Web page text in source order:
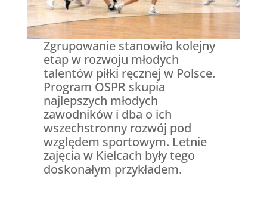
Zgrupowanie stanowiło kolejny
etap w rozwoju młodych
talentów piłki ręcznej w Polsce.
Program OSPR skupia
najlepszych młodych
zawodników i dba o ich
wszechstronny rozwój pod
względem sportowym. Letnie
zajęcia w Kielcach były tego
doskonałym przykładem.